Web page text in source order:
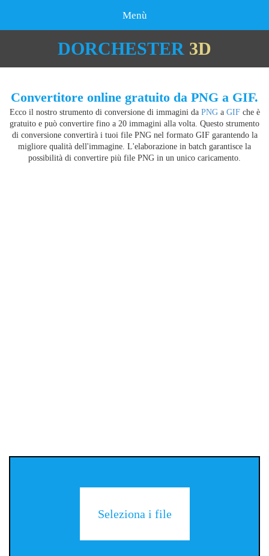
Menù
DORCHESTER 3D
Convertitore online gratuito da PNG a GIF.
Ecco il nostro strumento di conversione di immagini da PNGa GIFche è
gratuito e può convertire fino a 20 immagini alla volta. Questo strumento
di conversione convertirà i tuoi file PNG nel formato GIF garantendo la
migliore qualità dell'immagine. L'elaborazione in batch garantisce la
possibilità di convertire più file PNG in un unico caricamento.
Seleziona i file